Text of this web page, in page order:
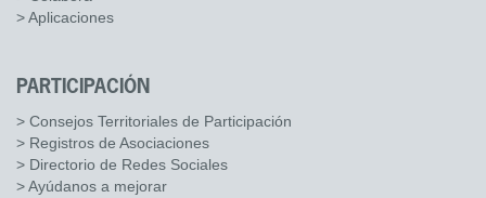
> Aplicaciones
PARTICIPACIÓN
> Consejos Territoriales de Participación
> Registros de Asociaciones
> Directorio de Redes Sociales
> Ayúdanos a mejorar